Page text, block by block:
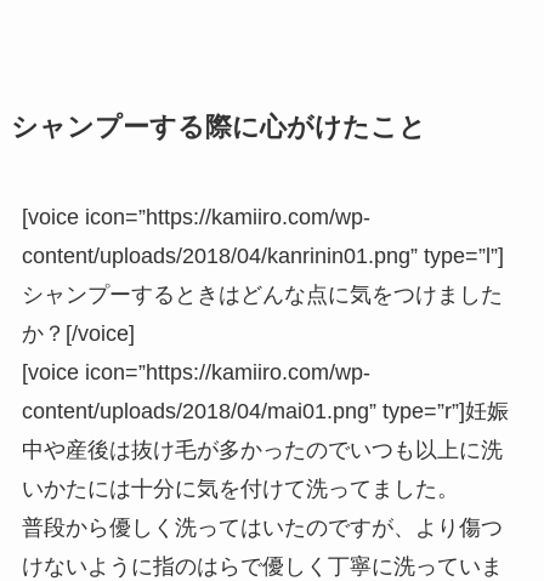
シャンプーする際に心がけたこと
[voice icon=”https://kamiiro.com/wp-
content/uploads/2018/04/kanrinin01.png” type=”l”]
シャンプーするときはどんな点に気をつけました
か？[/voice]
[voice icon=”https://kamiiro.com/wp-
content/uploads/2018/04/mai01.png” type=”r”]妊娠
中や産後は抜け毛が多かったのでいつも以上に洗
いかたには十分に気を付けて洗ってました。
普段から優しく洗ってはいたのですが、より傷つ
けないように指のはらで優しく丁寧に洗っていま